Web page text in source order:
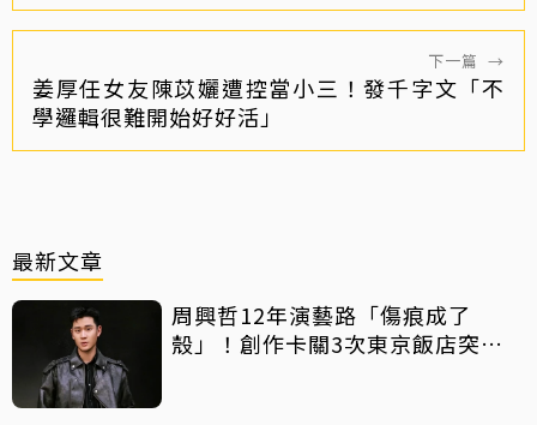
下一篇 →
姜厚任女友陳苡孋遭控當小三！發千字文「不
學邏輯很難開始好好活」
最新文章
周興哲12年演藝路「傷痕成了
殼」！創作卡關3次東京飯店突找